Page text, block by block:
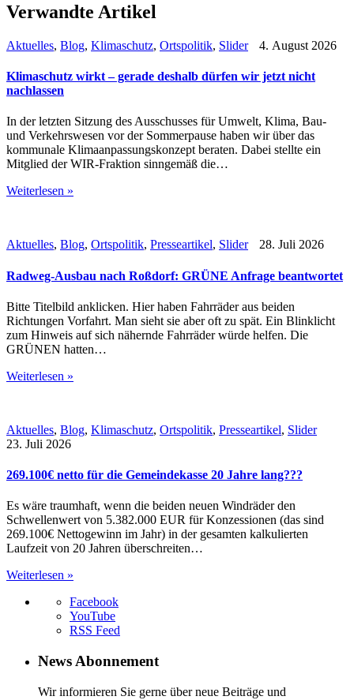
Verwandte Artikel
Aktuelles, Blog, Klimaschutz, Ortspolitik, Slider 4. August 2026
Klimaschutz wirkt – gerade deshalb dürfen wir jetzt nicht
nachlassen
In der letzten Sitzung des Ausschusses für Umwelt, Klima, Bau-
und Verkehrswesen vor der Sommerpause haben wir über das
kommunale Klimaanpassungskonzept beraten. Dabei stellte ein
Mitglied der WIR-Fraktion sinngemäß die…
Weiterlesen »
Aktuelles, Blog, Ortspolitik, Presseartikel, Slider 28. Juli 2026
Radweg-Ausbau nach Roßdorf: GRÜNE Anfrage beantwortet
Bitte Titelbild anklicken. Hier haben Fahrräder aus beiden
Richtungen Vorfahrt. Man sieht sie aber oft zu spät. Ein Blinklicht
zum Hinweis auf sich nähernde Fahrräder würde helfen. Die
GRÜNEN hatten…
Weiterlesen »
Aktuelles, Blog, Klimaschutz, Ortspolitik, Presseartikel, Slider
23. Juli 2026
269.100€ netto für die Gemeindekasse 20 Jahre lang???
Es wäre traumhaft, wenn die beiden neuen Windräder den
Schwellenwert von 5.382.000 EUR für Konzessionen (das sind
269.100€ Nettogewinn im Jahr) in der gesamten kalkulierten
Laufzeit von 20 Jahren überschreiten…
Weiterlesen »
Facebook
YouTube
RSS Feed
News Abonnement
Wir informieren Sie gerne über neue Beiträge und